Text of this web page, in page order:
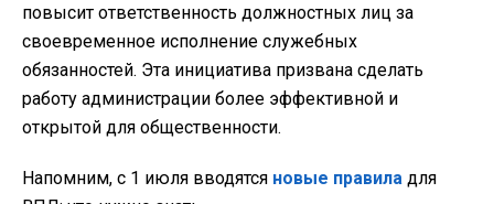
повысит ответственность должностных лиц за
своевременное исполнение служебных
обязанностей. Эта инициатива призвана сделать
работу администрации более эффективной и
открытой для общественности.
Напомним, с 1 июля вводятся новые правила для